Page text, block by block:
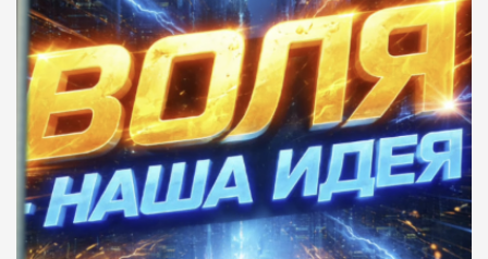
держава